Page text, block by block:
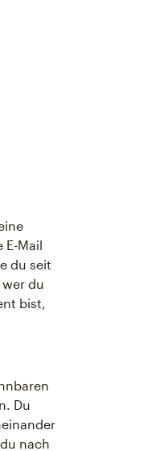
E-Mail
du seit
du
bist,
Du
nach